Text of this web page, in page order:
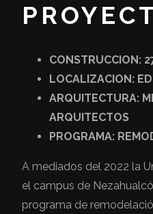
CONSTRUCCION:
LOCALIZACION:
ARQUITECTURA:
ARQUITECTOS
PROGRAMA:
A mediados del 2022 la
el campus de
programa de